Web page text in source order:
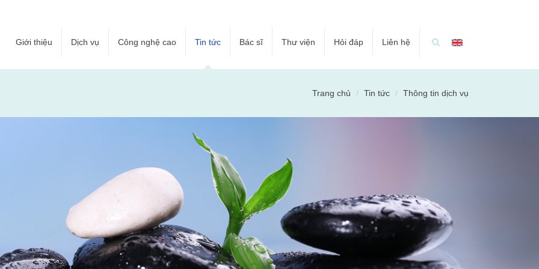
Giới thiệu Dịch vụ Công nghệ cao Tin tức Bác sĩ Thư viện Hỏi đáp Liên hệ
Trang chủ Tin tức Thông tin dịch vụ